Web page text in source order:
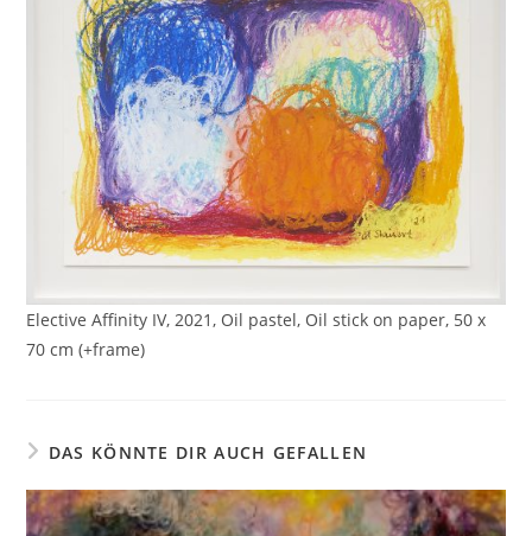
Elective Affinity IV, 2021, Oil pastel, Oil stick on paper, 50 x
70 cm (+frame)
DAS KÖNNTE DIR AUCH GEFALLEN